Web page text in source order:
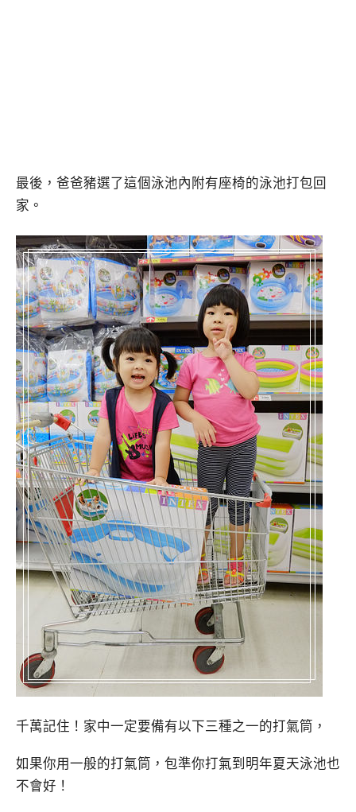
最後，爸爸豬選了這個泳池內附有座椅的泳池打包回
家。
千萬記住！家中一定要備有以下三種之一的打氣筒，
如果你用一般的打氣筒，包準你打氣到明年夏天泳池也
不會好！